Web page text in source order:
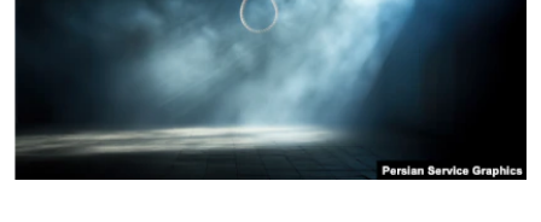
فرهنگ و زندگی
انتخابات ریاست جمهوری آمریکا ۲۰۲۴
زبانهای مختلف